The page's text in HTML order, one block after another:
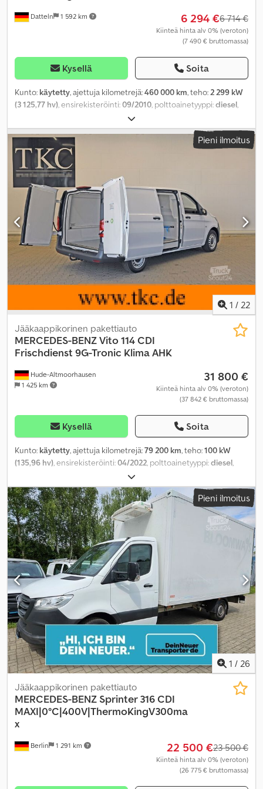
Datteln 1 592 km 6 294 €6 714 €
Kiinteä hinta alv 0% (veroton)
(7 490 € bruttomassa)
Kysellä Soita
Kunto: käytetty, ajettuja kilometrejä:460 000 km, teho:2 299 kW
(3 125,77 hv), ensirekisteröinti:09/2010, polttoainetyyppi:diesel,
valkoinen
mekaaninen, päästöluokka:Euro 5, istuimien määrä:3, Varusteet:
ABS, ilmastointi, keskuslukitus, noesuodatin
Pieni ilmoitus
1 / 22
Hude-Altmoorhausen
1 425 km
Jääkaappikorinen pakettiauto
MERCEDES-BENZVito 114 CDI
Frischdienst 9G-Tronic Klima AHK
31 800 €
Kiinteä hinta alv 0% (veroton)
(37 842 € bruttomassa)
Kysellä Soita
Kunto: käytetty, ajettuja kilometrejä:79 200 km, teho:100 kW
(135,96 hv), ensirekisteröinti:04/2022, polttoainetyyppi:diesel,
valkoinen
automaattinen, päästöluokka:Euro 6, istuimien määrä:3,
kokonaispituus:5 140 mm, kokonaisleveys:1 928 mm,
Valmistusvuosi:2022, Varusteet:ABS, elektroninen
ajonvakautusjärjestelmä (ESP), ilmastointi, keskuslukitus,
Pieni ilmoitus
1 / 26
Berlin 1 291 km
Jääkaappikorinen pakettiauto
MERCEDES-BENZ Sprinter 316 CDI
MAXI|0°C|400V|ThermoKingV300ma
x
22 500 €23 500 €
Kiinteä hinta alv 0% (veroton)
(26 775 € bruttomassa)